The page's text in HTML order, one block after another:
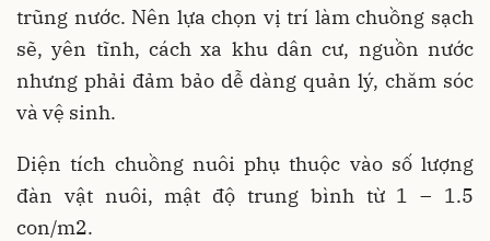
trũng nước. Nên lựa chọn vị trí làm chuồng sạch
sẽ, yên tĩnh, cách xa khu dân cư, nguồn nước
nhưng phải đảm bảo dễ dàng quản lý, chăm sóc
và vệ sinh.
Diện tích chuồng nuôi phụ thuộc vào số lượng
đàn vật nuôi, mật độ trung bình từ 1 – 1.5
con/m2.